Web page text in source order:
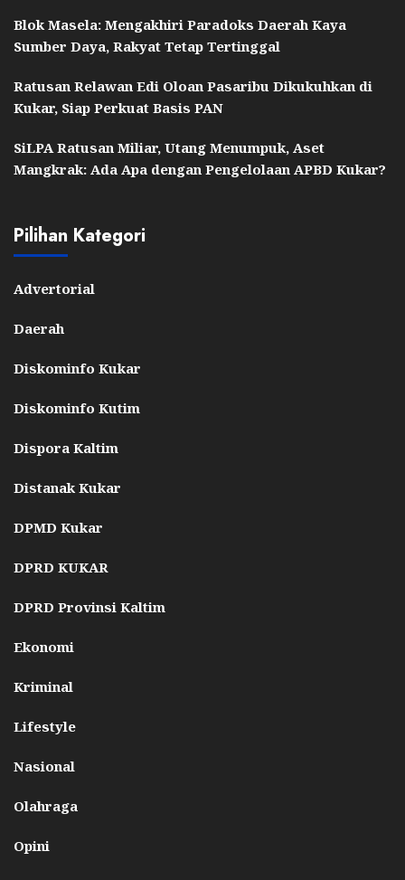
Blok Masela: Mengakhiri Paradoks Daerah Kaya
Sumber Daya, Rakyat Tetap Tertinggal
Ratusan Relawan Edi Oloan Pasaribu Dikukuhkan di
Kukar, Siap Perkuat Basis PAN
SiLPA Ratusan Miliar, Utang Menumpuk, Aset
Mangkrak: Ada Apa dengan Pengelolaan APBD Kukar?
Pilihan Kategori
Advertorial
Daerah
Diskominfo Kukar
Diskominfo Kutim
Dispora Kaltim
Distanak Kukar
DPMD Kukar
DPRD KUKAR
DPRD Provinsi Kaltim
Ekonomi
Kriminal
Lifestyle
Nasional
Olahraga
Opini